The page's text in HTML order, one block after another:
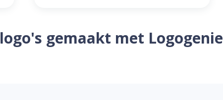
logo's gemaakt met Logogenie